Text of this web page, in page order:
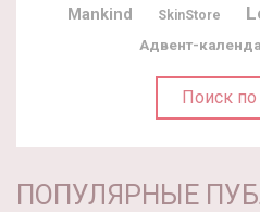
Mankind SkinStore
Адвент-
Поиск по
ПОПУЛЯРНЫЕ